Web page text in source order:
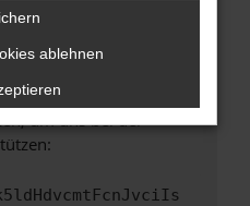
Schritte versucht
zu beheben. Du kannst
um uns bei der
ablehnen